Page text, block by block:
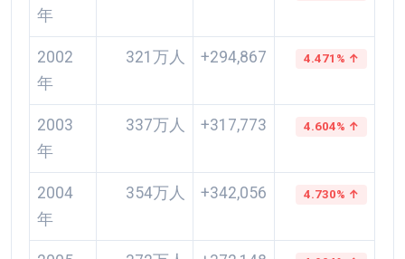
年
2002
年
321万人 +294,867 4.471% ↑
2003
年
337万人 +317,773 4.604% ↑
2004
年
354万人 +342,056 4.730% ↑